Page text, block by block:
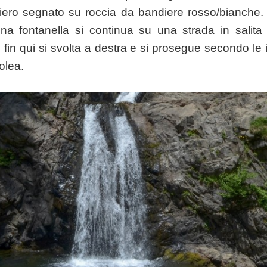
segnato su roccia da bandiere rosso/
fontanella si continua su una strada in
fin qui si svolta a destra e si prosegue secondo le